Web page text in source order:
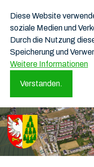
Diese Website
soziale Medien und
Durch die Nutzung
Speicherung und
Weitere Informationen
Verstanden.